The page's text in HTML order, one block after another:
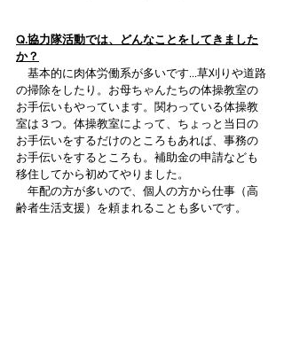
Q.協力隊活動では、どんなことをしてきました
か？
基本的に肉体労働系が多いです…草刈りや道路
の掃除をしたり。お母ちゃんたちの体操教室の
お手伝いもやっています。関わっている体操教
室は３つ。体操教室によって、ちょっと当日の
お手伝いをするだけのところもあれば、事務の
お手伝いをするところも。補助金の申請なども
移住してから初めてやりました。
年配の方が多いので、個人の方から仕事（高
齢者生活支援）を頼まれることも多いです。